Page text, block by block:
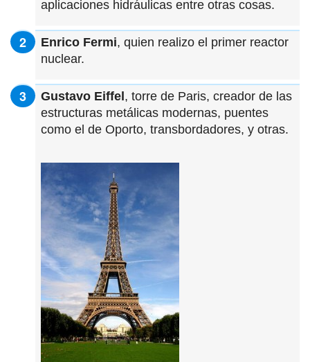
aplicaciones hidráulicas entre otras cosas.
Enrico Fermi, quien realizo el primer reactor
nuclear.
Gustavo Eiffel , torre de Paris, creador de las
estructuras metálicas modernas, puentes
como el de Oporto, transbordadores, y otras.